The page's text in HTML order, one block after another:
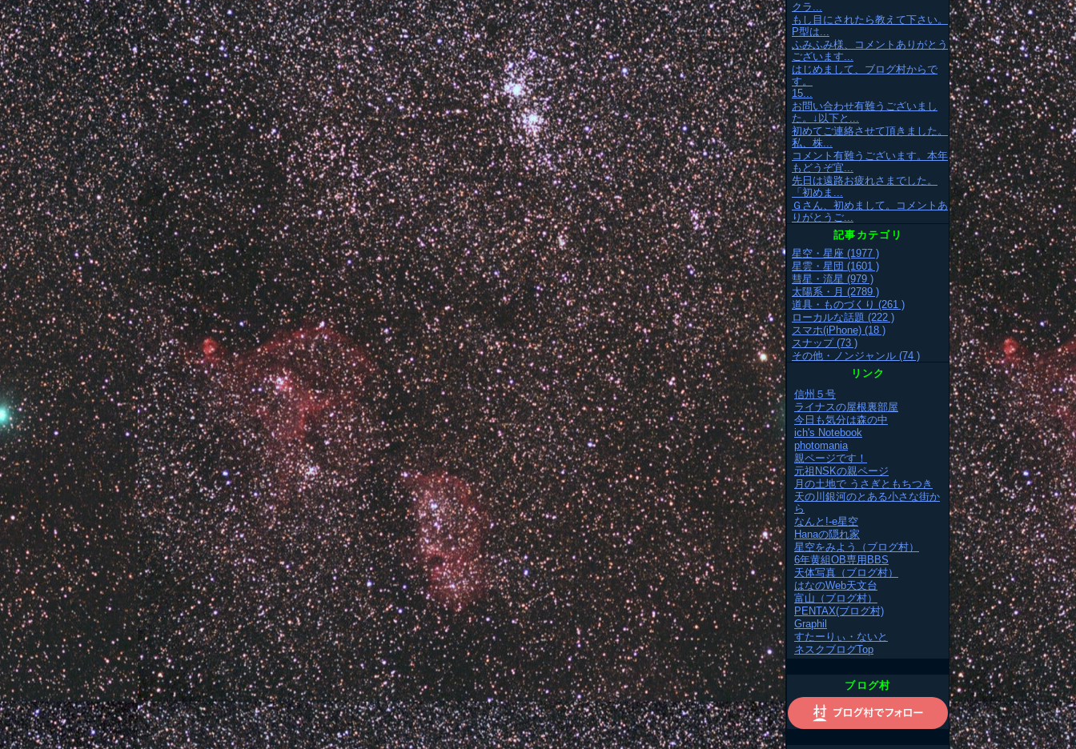
クラ...
もし目にされたら教えて下さい。
P型は...
ふみふみ様、コメントありがとう
ございます...
はじめまして、ブログ村からで
す。
15...
お問い合わせ有難うございまし
た。↓以下と...
初めてご連絡させて頂きました。
私、株...
コメント有難うございます。本年
もどうぞ宜...
先日は遠路お疲れさまでした。
「初めま...
Ｇさん、初めまして。コメントあ
りがとうご...
記事カテゴリ
星空・星座 (1977 )
星雲・星団 (1601 )
彗星・流星 (979 )
太陽系・月 (2789 )
道具・ものづくり (261 )
ローカルな話題 (222 )
スマホ(iPhone) (18 )
スナップ (73 )
その他・ノンジャンル (74 )
リンク
信州５号
ライナスの屋根裏部屋
今日も気分は森の中
ich's Notebook
photomania
親ページです！
元祖NSKの親ページ
月の土地で うさぎともちつき
天の川銀河のとある小さな街か
ら
なんと!-e星空
Hanaの隠れ家
星空をみよう（ブログ村）
6年黄組OB専用BBS
天体写真（ブログ村）
はなのWeb天文台
富山（ブログ村）
PENTAX(ブログ村)
Graphil
すたーりぃ・ないと
ネスクブログTop
ブログ村